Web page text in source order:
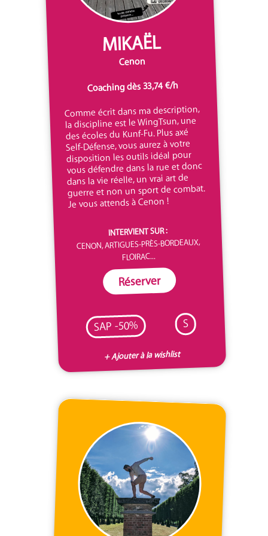
MIKAËL
Cenon
Coaching dès 33,74 €/h
Comme écrit dans ma description,
la discipline est le WingTsun, une
des écoles du Kunf-Fu. Plus axé
Self-Défense, vous aurez à votre
disposition les outils idéal pour
vous défendre dans la rue et donc
dans la vie réelle, un vrai art de
guerre et non un sport de combat.
Je vous attends à Cenon !
INTERVIENT SUR :
CENON, ARTIGUES-PRÈS-BORDEAUX,
FLOIRAC...
Réserver
SAP -50% S
+ Ajouter à la wishlist